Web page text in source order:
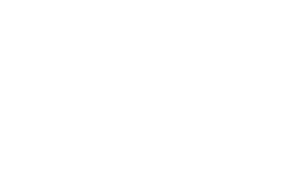
đố Việt Nam (dành cho bé tập